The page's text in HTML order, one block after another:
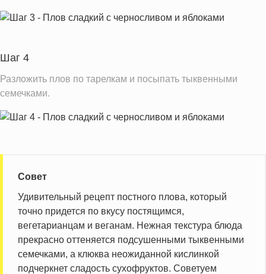
Шаг 4
Разложить плов по тарелкам и посыпать тыквенными
семечками.
Совет
Удивительный рецепт постного плова, который
точно придется по вкусу постящимся,
вегетарианцам и веганам. Нежная текстура блюда
прекрасно оттеняется подсушенными тыквенными
семечками, а клюква неожиданной кислинкой
подчеркнет сладость сухофруктов. Советуем